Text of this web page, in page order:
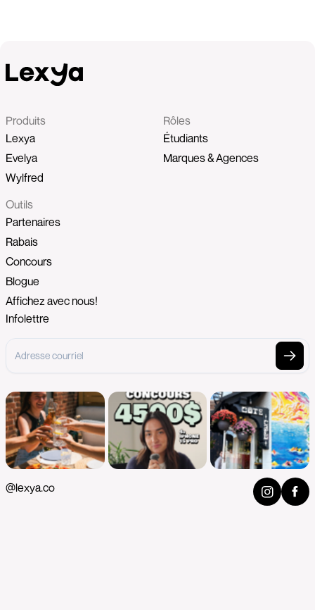
@lexya.co
Produits
Lexya
Evelya
Wylfred
Rôles
Étudiants
Marques & Agences
Outils
Partenaires
Rabais
Concours
Blogue
Affichez avec nous!
Infolettre